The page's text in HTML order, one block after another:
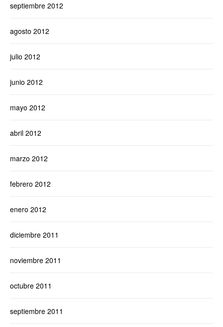
septiembre 2012
agosto 2012
julio 2012
junio 2012
mayo 2012
abril 2012
marzo 2012
febrero 2012
enero 2012
diciembre 2011
noviembre 2011
octubre 2011
septiembre 2011